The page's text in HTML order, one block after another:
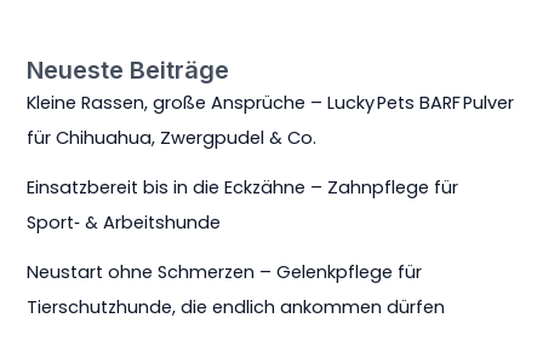
Neueste Beiträge
Kleine Rassen, große Ansprüche – Lucky Pets BARF Pulver
für Chihuahua, Zwergpudel & Co.
Einsatzbereit bis in die Eckzähne – Zahnpflege für
Sport‑ & Arbeitshunde
Neustart ohne Schmerzen – Gelenkpflege für
Tierschutzhunde, die endlich ankommen dürfen